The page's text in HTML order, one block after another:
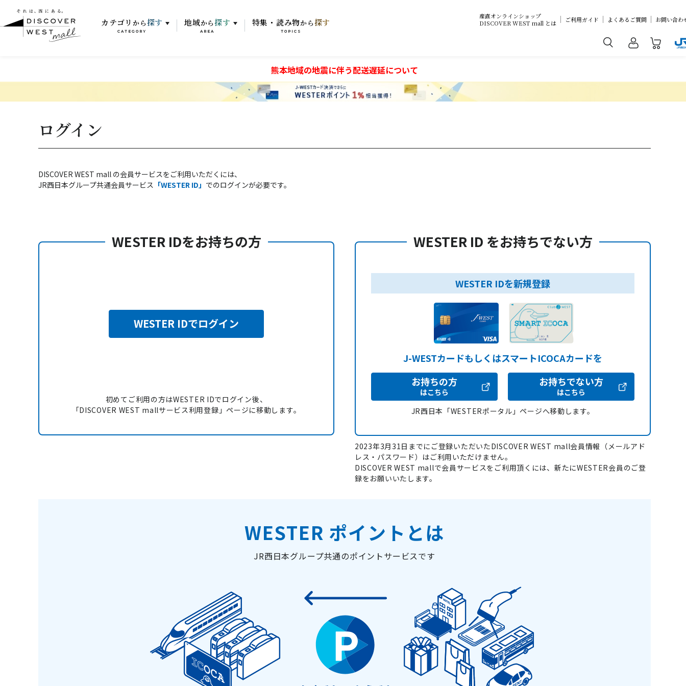
カテゴリ から 探す
CATEGORY
地域から 探す
AREA
特集・読み物から 探す
TOPICS
産直オンラインショップ
DISCOVER WEST mall とは
ご利用ガイド よくあるご質問 お問い合わ
熊本地域の地震に伴う配送遅延について
ログイン
DISCOVER WEST mall の会員サービスをご利用いただくには、
JR西日本グループ共通会員サービス 「WESTER ID」 でのログインが必要です。
WESTER IDをお持ちの方
WESTER IDでログイン
初めてご利用の方はWESTER IDでログイン後、
「DISCOVER WEST mallサービス利用登録」ページに移動します。
WESTER ID をお持ちでない方
WESTER IDを新規登録
J-WESTカードもしくはスマートICOCAカードを
お持ちの方
はこちら
お持ちでない方
はこちら
JR西日本「WESTERポータル」ページへ移動します。
2023年3月31日までにご登録いただいたDISCOVER WEST mall会員情報（メールアド
レス・パスワード）はご利用いただけません。
DISCOVER WEST mallで会員サービスをご利用頂くには、新たにWESTER会員のご登
録をお願いいたします。
WESTER ポイントとは
JR西日本グループ共通のポイントサービスです